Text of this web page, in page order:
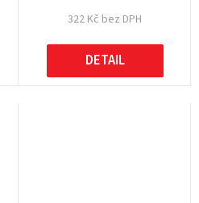
322 Kč bez DPH
DETAIL